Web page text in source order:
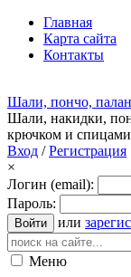
Главная
Карта сайта
Контакты
Шали, пончо,
Шали, накидки,
крючком и спицами
Вход /Регистрация
×
Логин (email):
Пароль:
Войти или
Меню